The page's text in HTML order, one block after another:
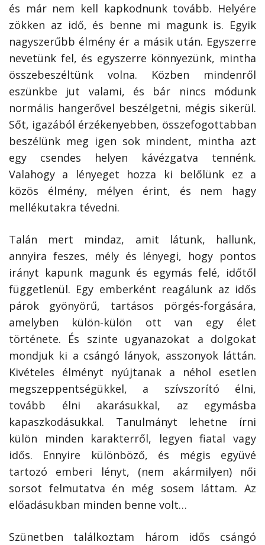
és már nem kell kapkodnunk tovább. Helyére
zökken az idő, és benne mi magunk is. Egyik
nagyszerűbb élmény ér a másik után. Egyszerre
nevetünk fel, és egyszerre könnyezünk, mintha
összebeszéltünk volna. Közben mindenről
eszünkbe jut valami, és bár nincs módunk
normális hangerővel beszélgetni, mégis sikerül.
Sőt, igazából érzékenyebben, összefogottabban
beszélünk meg igen sok mindent, mintha azt
egy csendes helyen kávézgatva tennénk.
Valahogy a lényeget hozza ki belőlünk ez a
közös élmény, mélyen érint, és nem hagy
mellékutakra tévedni.
Talán mert mindaz, amit látunk, hallunk,
annyira feszes, mély és lényegi, hogy pontos
irányt kapunk magunk és egymás felé, időtől
függetlenül. Egy emberként reagálunk az idős
párok gyönyörű, tartásos pörgés-forgására,
amelyben külön-külön ott van egy élet
története. És szinte ugyanazokat a dolgokat
mondjuk ki a csángó lányok, asszonyok láttán.
Kivételes élményt nyújtanak a néhol esetlen
megszeppentségükkel, a szívszorító élni,
tovább élni akarásukkal, az egymásba
kapaszkodásukkal. Tanulmányt lehetne írni
külön minden karakterről, legyen fiatal vagy
idős. Ennyire különböző, és mégis együvé
tartozó emberi lényt, (nem akármilyen) női
sorsot felmutatva én még sosem láttam. Az
előadásukban minden benne volt…
Szünetben találkoztam három idős csángó